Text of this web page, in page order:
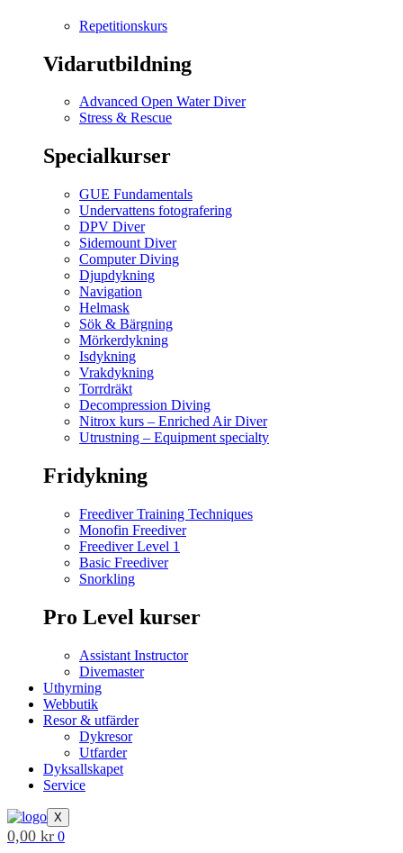
Repetitionskurs
Vidarutbildning
Advanced Open Water Diver
Stress & Rescue
Specialkurser
GUE Fundamentals
Undervattens fotografering
DPV Diver
Sidemount Diver
Computer Diving
Djupdykning
Navigation
Helmask
Sök & Bärgning
Mörkerdykning
Isdykning
Vrakdykning
Torrdräkt
Decompression Diving
Nitrox kurs – Enriched Air Diver
Utrustning – Equipment specialty
Fridykning
Freediver Training Techniques
Monofin Freediver
Freediver Level 1
Basic Freediver
Snorkling
Pro Level kurser
Assistant Instructor
Divemaster
Uthyrning
Webbutik
Resor & utfärder
Dykresor
Utfarder
Dyksallskapet
Service
X
0,00 kr 0